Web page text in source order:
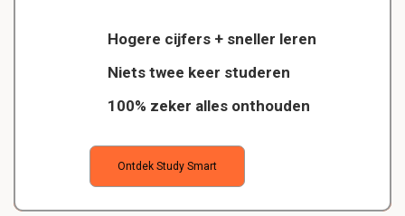
Hogere cijfers + sneller leren
Niets twee keer studeren
100% zeker alles onthouden
Ontdek Study Smart